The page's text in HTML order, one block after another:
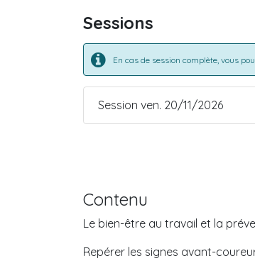
Sessions
En cas de session complète, vous
Session ven. 20/11/2026
Contenu
Le bien-être au travail et la
Repérer les signes avant-